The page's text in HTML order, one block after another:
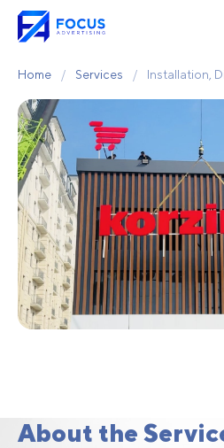
Home / Services / Installation,
About the